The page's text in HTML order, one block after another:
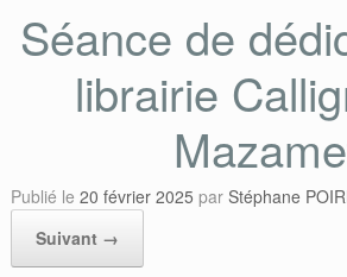
Séance de
librairie
Publié le 20 février 2025 par Stéphane
Suivant →